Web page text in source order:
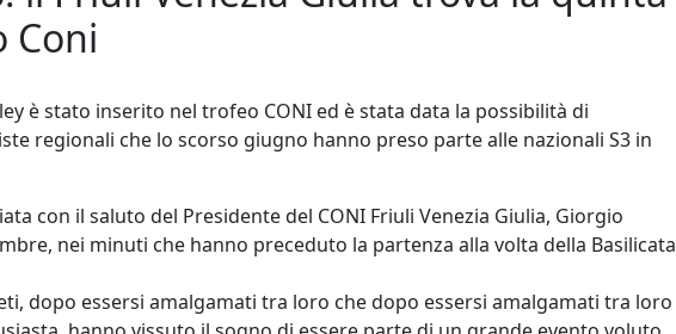
Coni
è stato inserito nel trofeo CONI ed è stata data la possibilità di
regionali che lo scorso giugno hanno preso parte alle nazionali S3 in
con il saluto del Presidente del CONI Friuli Venezia Giulia, Giorgio
nei minuti che hanno preceduto la partenza alla volta della Basilicata
dopo essersi amalgamati tra loro che dopo essersi amalgamati tra loro